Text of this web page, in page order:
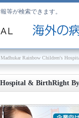
等が検索できます。
Rainbow Children's
& BirthRight